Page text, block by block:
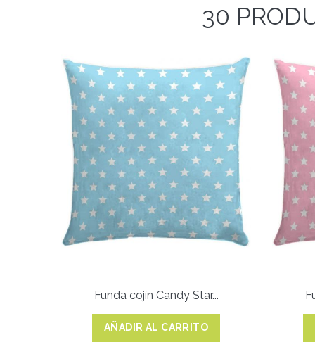
30
Funda cojín Candy Star...
AÑADIR AL CARRITO